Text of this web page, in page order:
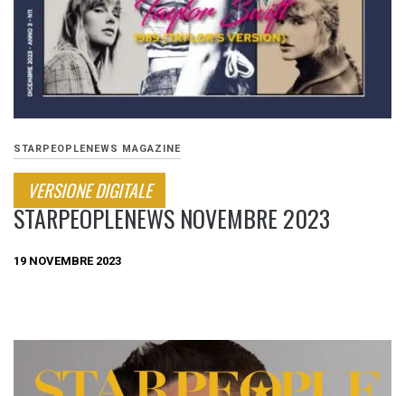
STARPEOPLENEWS MAGAZINE
VERSIONE DIGITALE
STARPEOPLENEWS NOVEMBRE 2023
19 NOVEMBRE 2023